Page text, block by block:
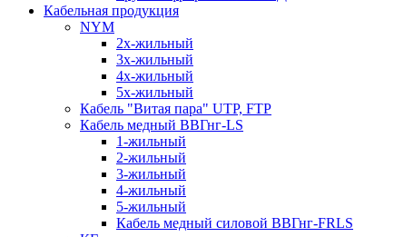
Кабельная продукция
NYM
2х-жильный
3х-жильный
4х-жильный
5х-жильный
Кабель "Витая пара" UTP, FTP
Кабель медный ВВГнг-LS
1-жильный
2-жильный
3-жильный
4-жильный
5-жильный
Кабель медный силовой ВВГнг-FRLS